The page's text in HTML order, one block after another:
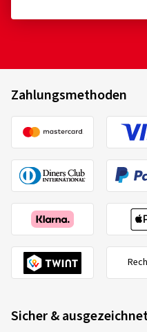
Zahlungsmethoden
Sicher &